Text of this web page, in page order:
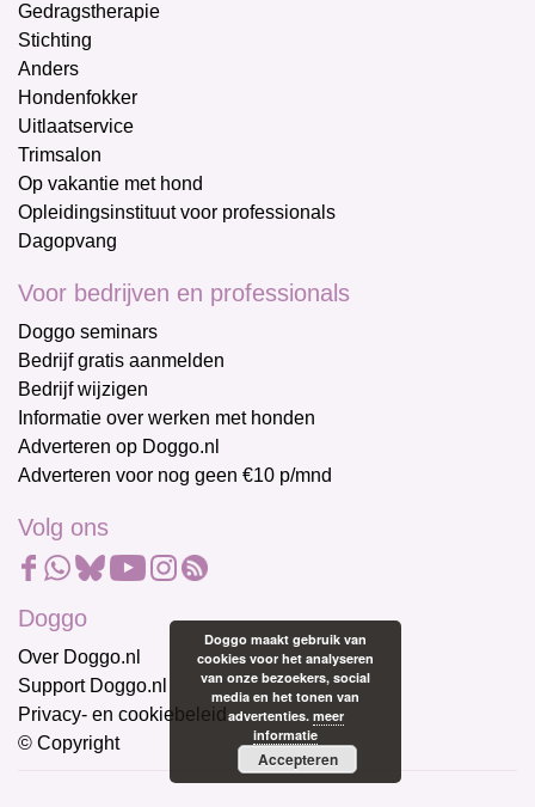
Gedragstherapie
Stichting
Anders
Hondenfokker
Uitlaatservice
Trimsalon
Op vakantie met hond
Opleidingsinstituut voor professionals
Dagopvang
Voor bedrijven en professionals
Doggo seminars
Bedrijf gratis aanmelden
Bedrijf wijzigen
Informatie over werken met honden
Adverteren op Doggo.nl
Adverteren voor nog geen €10 p/mnd
Volg ons
Doggo
Over Doggo.nl
Support Doggo.nl
Privacy- en cookiebeleid
© Copyright
Doggo maakt gebruik van
cookies voor het analyseren
van onze bezoekers, social
media en het tonen van
advertenties. meer
informatie
Accepteren